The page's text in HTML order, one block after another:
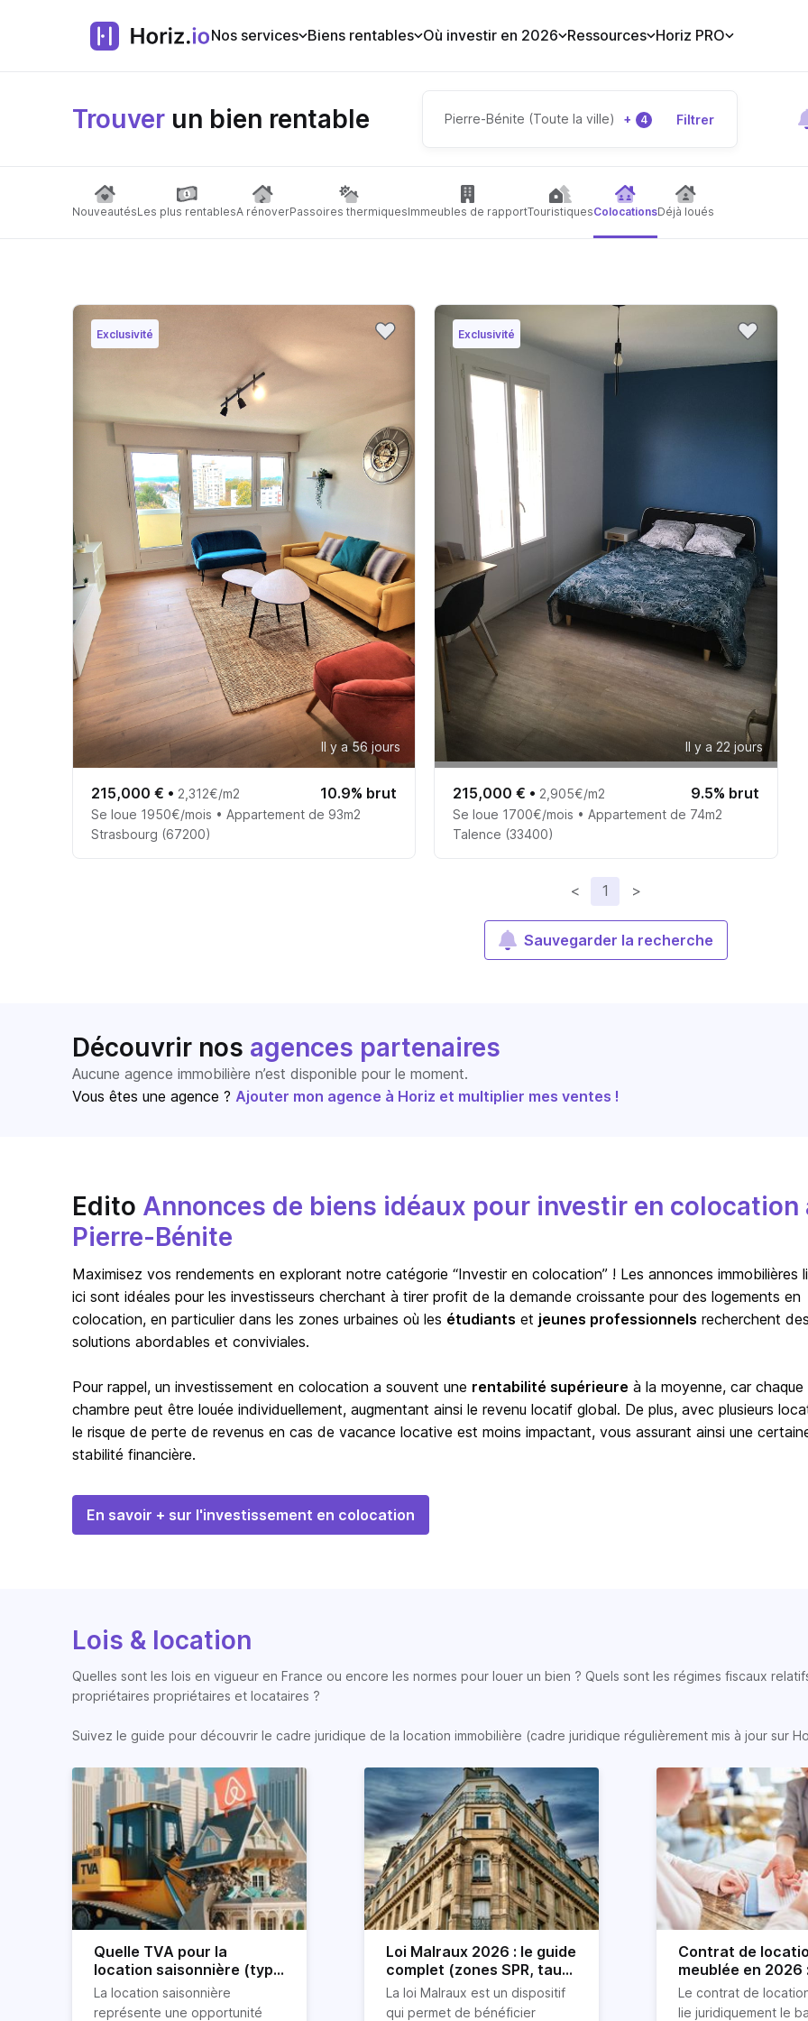
Nos services Biens rentables Où investir en 2026 Ressources Horiz PRO
Trouver un bien rentable Pierre-Bénite (Toute la ville) + 4 Filtrer
NouveautésLes plus rentablesA rénoverPassoires thermiquesImmeubles de rapportTouristiquesColocationsDéjà loués
Exclusivité
Il y a 56 jours
215,000 € • 2,312€/m2 10.9% brut
Se loue 1950€/mois • Appartement de 93m2
Strasbourg (67200)
Exclusivité
Il y a 22 jours
215,000 € • 2,905€/m2 9.5% brut
Se loue 1700€/mois • Appartement de 74m2
Talence (33400)
< 1 >
Sauvegarder la recherche
Découvrir nos agences partenaires
Aucune agence immobilière n’est disponible pour le moment.
Vous êtes une agence ? Ajouter mon agence à Horiz et multiplier mes ventes !
Edito Annonces de biens idéaux pour investir en colocation
Pierre-Bénite
Maximisez vos rendements en explorant notre catégorie “Investir en colocation” ! Les annonces immobilières
ici sont idéales pour les investisseurs cherchant à tirer profit de la demande croissante pour des logements en
colocation, en particulier dans les zones urbaines où les étudiants et jeunes professionnels recherchent
solutions abordables et conviviales.
Pour rappel, un investissement en colocation a souvent une rentabilité supérieure à la moyenne, car chaque
chambre peut être louée individuellement, augmentant ainsi le revenu locatif global. De plus, avec plusieurs
le risque de perte de revenus en cas de vacance locative est moins impactant, vous assurant ainsi une
stabilité financière.
En savoir + sur l'investissement en colocation
Lois & location
Quelles sont les lois en vigueur en France ou encore les normes pour louer un bien ? Quels sont les régimes fiscaux
propriétaires propriétaires et locataires ?
Suivez le guide pour découvrir le cadre juridique de la location immobilière (cadre juridique régulièrement mis à jour sur
Quelle TVA pour la
location saisonnière (type
airbnb) ?
La location saisonnière
représente une opportunité
Loi Malraux 2026 : le guide
complet (zones SPR, taux,
conditions)
La loi Malraux est un dispositif
qui permet de bénéficier
Contrat de
meublée en 2026
détaillé !
Le contrat de
lie juridiquement le